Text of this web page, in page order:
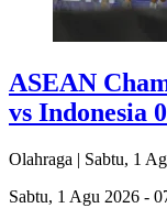
ASEAN
vs Indonesia
Olahraga | Sabtu, 1
Sabtu, 1 Agu 2026 -